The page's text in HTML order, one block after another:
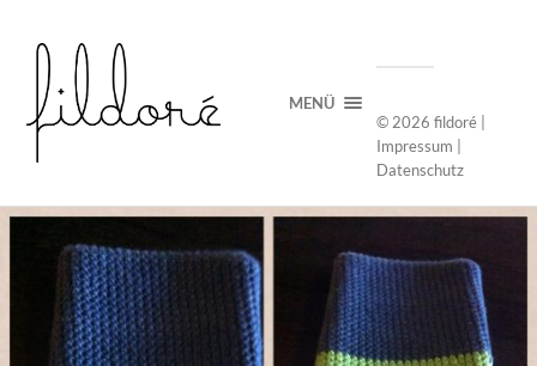
MENÜ
© 2026fildoré
Impressum
Datenschutz